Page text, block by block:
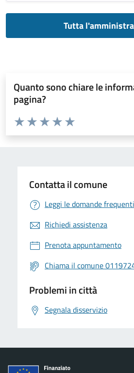
Tutta
Quanto sono chiare le
pagina?
Valuta da 1 a 5 stelle la pagina
Valuta 5 stelle su 5
Valuta 4 stelle su 5
Valuta 3 stelle su 5
Valuta 2 stelle su 5
Valuta 1 stelle su 5
Contatta il comune
Leggi le domande frequenti
Richiedi assistenza
Prenota appuntamento
Chiama il comune
Problemi in città
Segnala disservizio